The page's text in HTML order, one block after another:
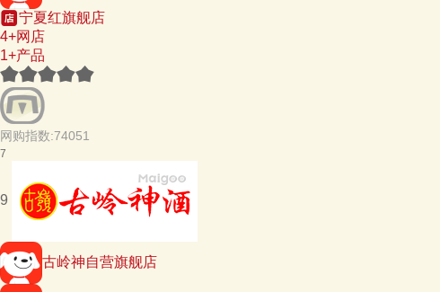
宁夏红旗舰店
4+网店
1+产品
网购指数:74051
7
9
古岭神自营旗舰店